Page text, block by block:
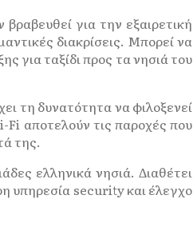
για την εξαιρετική
διακρίσεις. Μπορεί να
για ταξίδι προς τα νησιά του
τη δυνατότητα να φιλοξενεί
αποτελούν τις παροχές που
της.
ελληνικά νησιά. Διαθέτει
υπηρεσία security και έλεγχο